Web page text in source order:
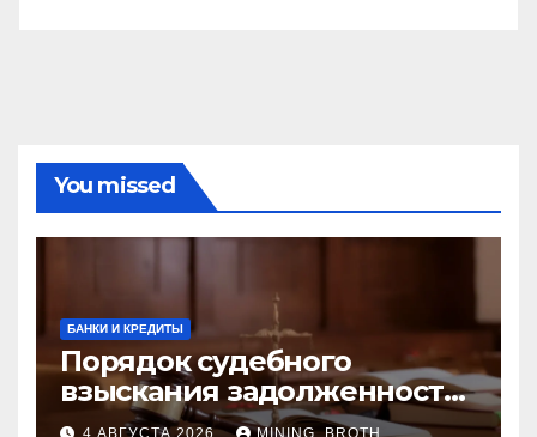
You missed
БАНКИ И КРЕДИТЫ
Порядок судебного
взыскания задолженности:
ключевые стадии и
4 АВГУСТА 2026 MINING_BROTH